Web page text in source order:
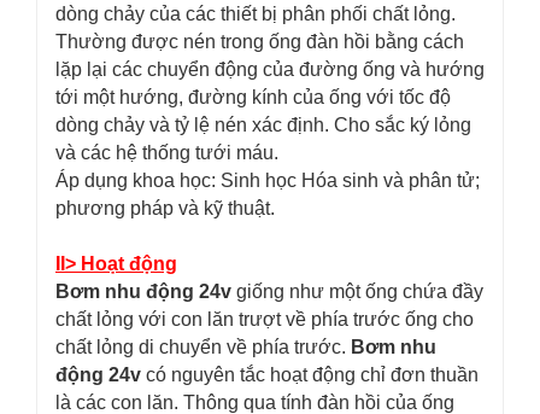
dòng chảy của các thiết bị phân phối chất lỏng.
Thường được nén trong ống đàn hồi bằng cách
lặp lại các chuyển động của đường ống và hướng
tới một hướng, đường kính của ống với tốc độ
dòng chảy và tỷ lệ nén xác định. Cho sắc ký lỏng
và các hệ thống tưới máu.
Áp dụng khoa học: Sinh học Hóa sinh và phân tử;
phương pháp và kỹ thuật.
II> Hoạt động
Bơm nhu động 24v giống như một ống chứa đầy
chất lỏng với con lăn trượt về phía trước ống cho
chất lỏng di chuyển về phía trước. Bơm nhu
động 24v có nguyên tắc hoạt động chỉ đơn thuần
là các con lăn. Thông qua tính đàn hồi của ống